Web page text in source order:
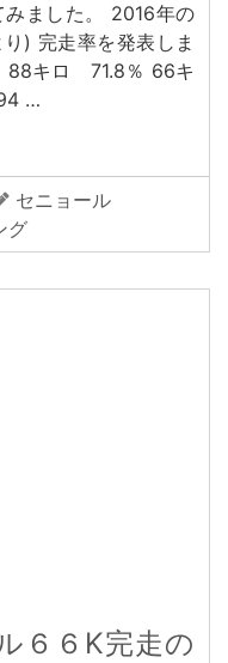
ました。 2016年の
) 完走率を発表しま
88キロ 71.8％ 66キ
…
セニョール
グ
６６K完走の